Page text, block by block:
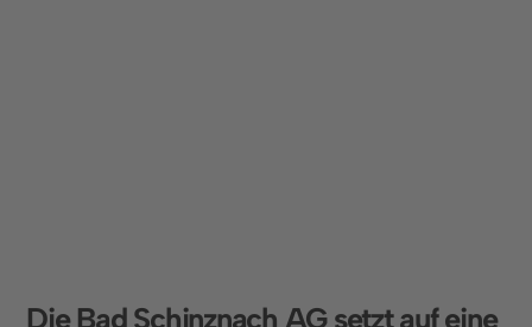
Die Bad Schinznach AG setzt auf eine